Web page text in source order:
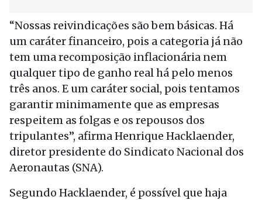
“Nossas reivindicações são bem básicas. Há
um caráter financeiro, pois a categoria já não
tem uma recomposição inflacionária nem
qualquer tipo de ganho real há pelo menos
três anos. E um caráter social, pois tentamos
garantir minimamente que as empresas
respeitem as folgas e os repousos dos
tripulantes”, afirma Henrique Hacklaender,
diretor presidente do Sindicato Nacional dos
Aeronautas (SNA).
Segundo Hacklaender, é possível que haja